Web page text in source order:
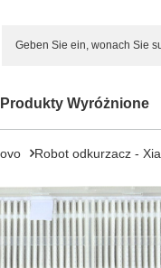
Produkty Wyróżnione
Robot odkurzacz -